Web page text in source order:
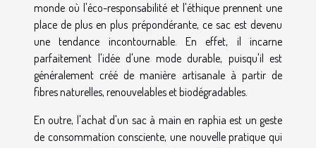
monde où l'éco-responsabilité et l'éthique prennent une
place de plus en plus prépondérante, ce sac est devenu
une tendance incontournable. En effet, il incarne
parfaitement l'idée d'une mode durable, puisqu'il est
généralement créé de manière artisanale à partir de
fibres naturelles, renouvelables et biodégradables.
En outre, l'achat d'un sac à main en raphia est un geste
de consommation consciente, une nouvelle pratique qui